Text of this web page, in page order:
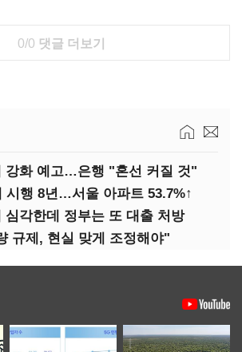
0/0 댓글 더보기
강화 예고…은행 "혼선 커질 것"
시행 8년…서울 아파트 53.7%↑
심각한데 정부는 또 대출 처방
규제, 현실 맞게 조정해야"